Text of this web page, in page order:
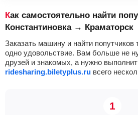
Как самостоятельно найти попутку
Константиновка → Краматорск
Заказать машину и найти попутчиков
одно удовольствие. Вам больше не
друзей и знакомых, а нужно
ridesharing.biletyplus.ru всего